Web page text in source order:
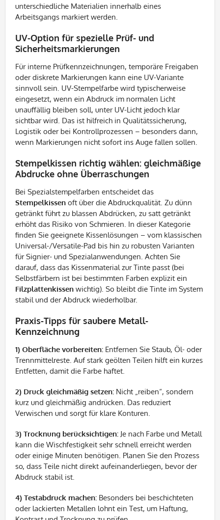
unterschiedliche Materialien innerhalb eines
Arbeitsgangs markiert werden.
UV-Option für spezielle Prüf- und
Sicherheitsmarkierungen
Für interne Prüfkennzeichnungen, temporäre Freigaben
oder diskrete Markierungen kann eine UV-Variante
sinnvoll sein. UV-Stempelfarbe wird typischerweise
eingesetzt, wenn ein Abdruck im normalen Licht
unauffällig bleiben soll, unter UV-Licht jedoch klar
sichtbar wird. Das ist hilfreich in Qualitätssicherung,
Logistik oder bei Kontrollprozessen – besonders dann,
wenn Markierungen nicht sofort ins Auge fallen sollen.
Stempelkissen richtig wählen: gleichmäßige
Abdrucke ohne Überraschungen
Bei Spezialstempelfarben entscheidet das
Stempelkissen oft über die Abdruckqualität. Zu dünn
getränkt führt zu blassen Abdrücken, zu satt getränkt
erhöht das Risiko von Schmieren. In dieser Kategorie
finden Sie geeignete Kissenlösungen – vom klassischen
Universal-/Versatile-Pad bis hin zu robusten Varianten
für Signier- und Spezialanwendungen. Achten Sie
darauf, dass das Kissenmaterial zur Tinte passt (bei
Selbstfärbern ist bei bestimmten Farben explizit ein
Filzplattenkissen wichtig). So bleibt die Tinte im System
stabil und der Abdruck wiederholbar.
Praxis-Tipps für saubere Metall-
Kennzeichnung
1) Oberfläche vorbereiten: Entfernen Sie Staub, Öl- oder
Trennmittelreste. Auf stark geölten Teilen hilft ein kurzes
Entfetten, damit die Farbe haftet.
2) Druck gleichmäßig setzen: Nicht „reiben“, sondern
kurz und gleichmäßig andrücken. Das reduziert
Verwischen und sorgt für klare Konturen.
3) Trocknung berücksichtigen: Je nach Farbe und Metall
kann die Wischfestigkeit sehr schnell erreicht werden
oder einige Minuten benötigen. Planen Sie den Prozess
so, dass Teile nicht direkt aufeinanderliegen, bevor der
Abdruck stabil ist.
4) Testabdruck machen: Besonders bei beschichteten
oder lackierten Metallen lohnt ein Test, um Haftung,